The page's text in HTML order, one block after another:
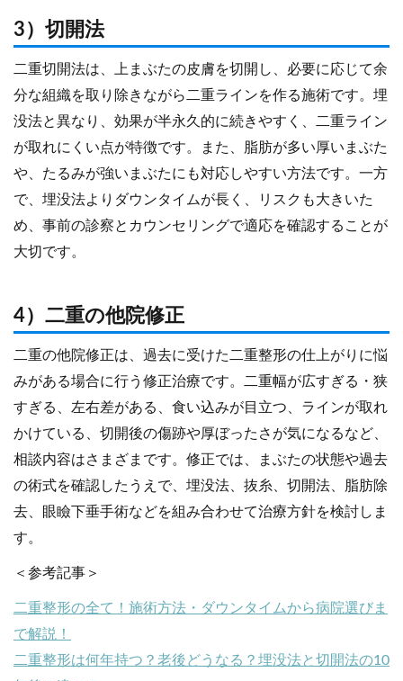
3）切開法
二重切開法は、上まぶたの皮膚を切開し、必要に応じて余
分な組織を取り除きながら二重ラインを作る施術です。埋
没法と異なり、効果が半永久的に続きやすく、二重ライン
が取れにくい点が特徴です。また、脂肪が多い厚いまぶた
や、たるみが強いまぶたにも対応しやすい方法です。一方
で、埋没法よりダウンタイムが長く、リスクも大きいた
め、事前の診察とカウンセリングで適応を確認することが
大切です。
4）二重の他院修正
二重の他院修正は、過去に受けた二重整形の仕上がりに悩
みがある場合に行う修正治療です。二重幅が広すぎる・狭
すぎる、左右差がある、食い込みが目立つ、ラインが取れ
かけている、切開後の傷跡や厚ぼったさが気になるなど、
相談内容はさまざまです。修正では、まぶたの状態や過去
の術式を確認したうえで、埋没法、抜糸、切開法、脂肪除
去、眼瞼下垂手術などを組み合わせて治療方針を検討しま
す。
＜参考記事＞
二重整形の全て！施術方法・ダウンタイムから病院選びま
で解説！
二重整形は何年持つ？老後どうなる？埋没法と切開法の10